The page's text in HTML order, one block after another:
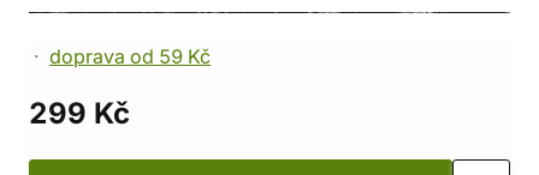
doprava od 59 Kč
299 Kč